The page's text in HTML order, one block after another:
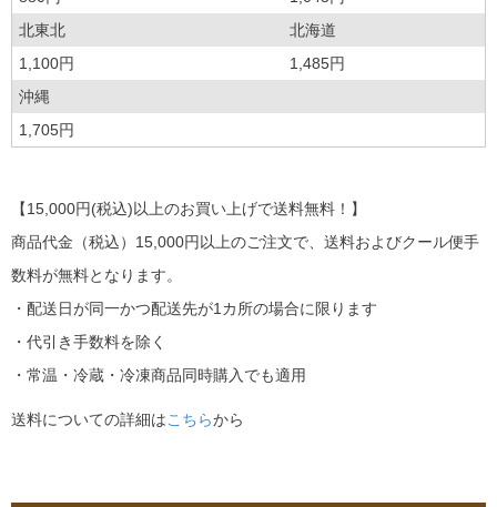
北東北
北海道
1,100円
1,485円
沖縄
1,705円
【15,000円(税込)以上のお買い上げで送料無料！】
商品代金（税込）15,000円以上のご注文で、送料およびクール便手
数料が無料となります。
・配送日が同一かつ配送先が1カ所の場合に限ります
・代引き手数料を除く
・常温・冷蔵・冷凍商品同時購入でも適用
送料についての詳細はこちらから